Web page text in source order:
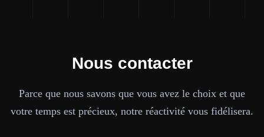
Nous contacter
Parce que nous savons que vous avez le choix et que
votre temps est précieux, notre réactivité vous fidélisera.